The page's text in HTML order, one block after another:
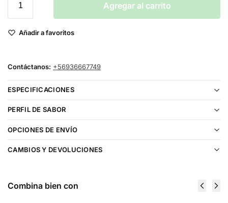
Agregar al carrito
Añadir a favoritos
Contáctanos: +56936667749
ESPECIFICACIONES
PERFIL DE SABOR
OPCIONES DE ENVÍO
CAMBIOS Y DEVOLUCIONES
Combina bien con